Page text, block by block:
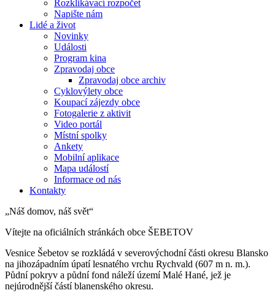
Rozklikávací rozpočet
Napište nám
Lidé a život
Novinky
Události
Program kina
Zpravodaj obce
Zpravodaj obce archiv
Cyklovýlety obce
Koupací zájezdy obce
Fotogalerie z aktivit
Video portál
Místní spolky
Ankety
Mobilní aplikace
Mapa událostí
Informace od nás
Kontakty
„Náš domov, náš svět“
Vítejte na oficiálních stránkách obce ŠEBETOV
Vesnice Šebetov se rozkládá v severovýchodní části okresu Blansko
na jihozápadním úpatí lesnatého vrchu Rychvald (607 m n. m.).
Půdní pokryv a půdní fond náleží území Malé Hané, jež je
nejúrodnější částí blanenského okresu.